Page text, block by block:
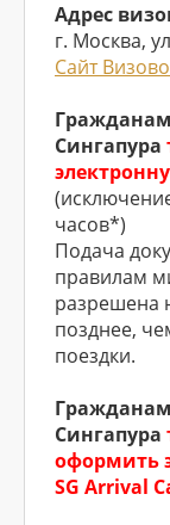
Адрес
г. Москва,
Сайт
Сингапура
часов*)
Подача
правилам
разрешена
позднее,
поездки.
Сингапура
оформить
SG Arrival